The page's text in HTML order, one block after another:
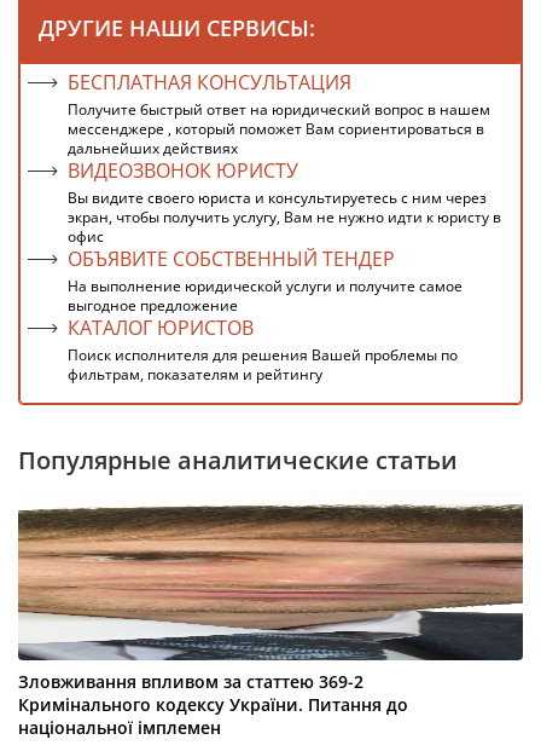
ДРУГИЕ НАШИ СЕРВИСЫ:
БЕСПЛАТНАЯ КОНСУЛЬТАЦИЯ
Получите быстрый ответ на юридический вопрос в нашем
мессенджере , который поможет Вам сориентироваться в
дальнейших действиях
ВИДЕОЗВОНОК ЮРИСТУ
Вы видите своего юриста и консультируетесь с ним через
экран, чтобы получить услугу, Вам не нужно идти к юристу в
офис
ОБЪЯВИТЕ СОБСТВЕННЫЙ ТЕНДЕР
На выполнение юридической услуги и получите самое
выгодное предложение
КАТАЛОГ ЮРИСТОВ
Поиск исполнителя для решения Вашей проблемы по
фильтрам, показателям и рейтингу
Популярные аналитические статьи
Зловживання впливом за статтею 369-2
Кримінального кодексу України. Питання до
національної імплемен